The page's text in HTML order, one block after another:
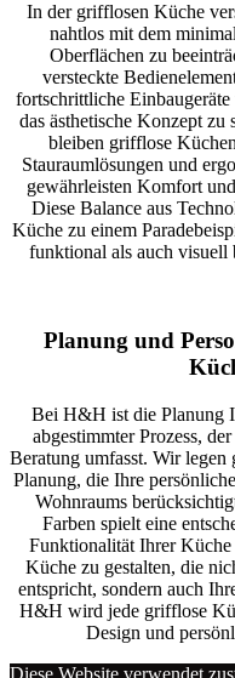
In der grifflosen Küche
nahtlos mit dem
Oberflächen zu
versteckte
fortschrittliche
das ästhetische Konzept zu
bleiben grifflose
Stauraumlösungen und
gewährleisten Komfort
Diese Balance aus
Küche zu einem
funktional als auch visuell
Planung und
Bei H&H ist die Planung
abgestimmter Prozess,
Beratung umfasst. Wir legen
Planung, die Ihre
Wohnraums
Farben spielt eine
Funktionalität Ihrer
Küche zu gestalten, die
entspricht, sondern auch
H&H wird jede grifflose
Design und
Diese Website verwendet